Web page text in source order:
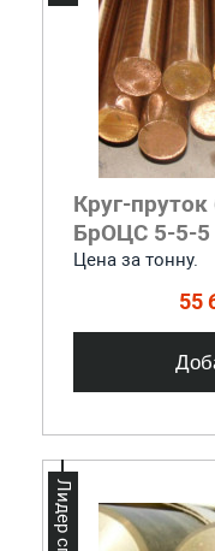
Круг-
БрОЦС 5-5-5
Цена за тонну.
55